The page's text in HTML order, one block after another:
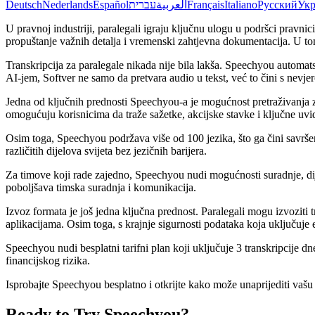
DeutschNederlandsEspañol العربيةעברית FrançaisItalianoРусский
U pravnoj industriji, paralegali igraju ključnu ulogu u podršci
propuštanje važnih detalja i vremenski zahtjevna dokumentacija. U
Transkripcija za paralegale nikada nije bila lakša. Speechyou
AI-jem, Softver ne samo da pretvara audio u tekst, već to čini s
Jedna od ključnih prednosti Speechyou-a je mogućnost
omogućuju korisnicima da traže sažetke, akcijske stavke i ključne
Osim toga, Speechyou podržava više od 100 jezika, što ga čini
različitih dijelova svijeta bez jezičnih barijera.
Za timove koji rade zajedno, Speechyou nudi mogućnosti suradnje,
poboljšava timska suradnja i komunikacija.
Izvoz formata je još jedna ključna prednost. Paralegali mogu
aplikacijama. Osim toga, s krajnje sigurnosti podataka koja
Speechyou nudi besplatni tarifni plan koji uključuje 3 transkripcije
financijskog rizika.
Isprobajte Speechyou besplatno i otkrijte kako može unaprijediti